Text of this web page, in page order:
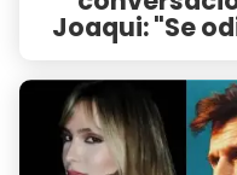
Joaqui: "Se